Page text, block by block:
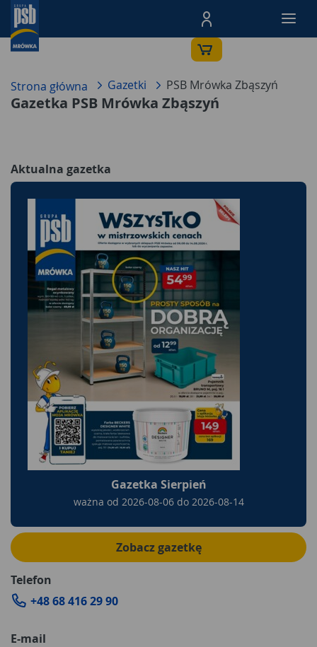
Menu Produktów,
Strona główna Gazetki PSB Mrówka Zbąszyń
Gazetka PSB Mrówka Zbąszyń
Aktualna gazetka
Gazetka Sierpień
ważna od 2026-08-06do 2026-08-14
Zobacz gazetkę
Telefon
+48 68 416 29 90
E-mail